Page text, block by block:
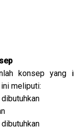
konsep yang
meliputi: